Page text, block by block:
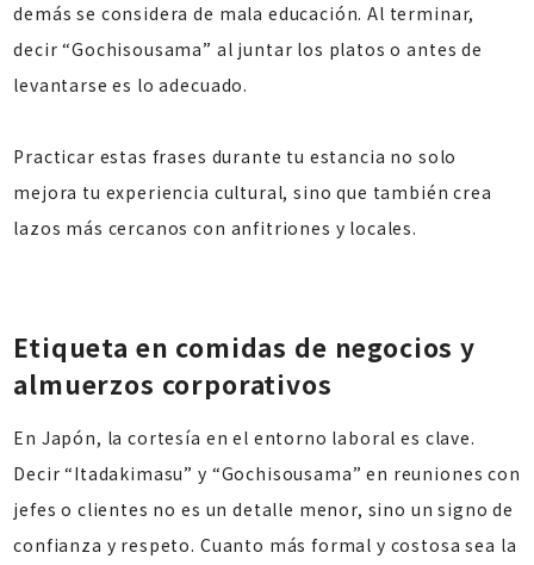
demás se considera de mala educación. Al terminar,
decir “Gochisousama” al juntar los platos o antes de
levantarse es lo adecuado.
Practicar estas frases durante tu estancia no solo
mejora tu experiencia cultural, sino que también crea
lazos más cercanos con anfitriones y locales.
Etiqueta en comidas de negocios y
almuerzos corporativos
En Japón, la cortesía en el entorno laboral es clave.
Decir “Itadakimasu” y “Gochisousama” en reuniones con
jefes o clientes no es un detalle menor, sino un signo de
confianza y respeto. Cuanto más formal y costosa sea la